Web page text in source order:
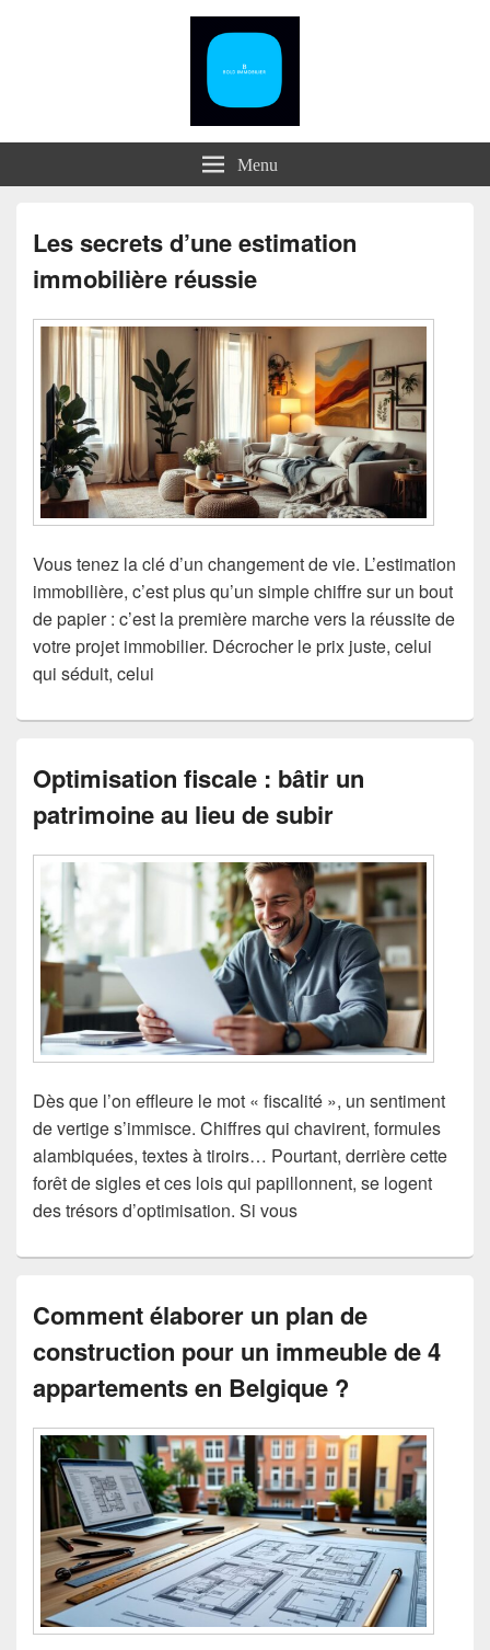
Menu
Les secrets d’une estimation
immobilière réussie
Vous tenez la clé d’un changement de vie. L’estimation
immobilière, c’est plus qu’un simple chiffre sur un bout
de papier : c’est la première marche vers la réussite de
votre projet immobilier. Décrocher le prix juste, celui
qui séduit, celui
Optimisation fiscale : bâtir un
patrimoine au lieu de subir
Dès que l’on effleure le mot « fiscalité », un sentiment
de vertige s’immisce. Chiffres qui chavirent, formules
alambiquées, textes à tiroirs… Pourtant, derrière cette
forêt de sigles et ces lois qui papillonnent, se logent
des trésors d’optimisation. Si vous
Comment élaborer un plan de
construction pour un immeuble de 4
appartements en Belgique ?